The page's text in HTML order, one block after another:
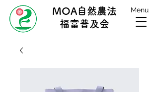
MOA自然農法
福富普及会
Menu